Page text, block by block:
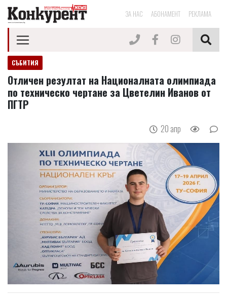
ЗА НАС АБОНАМЕНТ РЕКЛАМА
СЪБИТИЯ
Отличен резултат на Националната олимпиада
по техническо чертане за Цветелин Иванов от
ПГТР
20 апр